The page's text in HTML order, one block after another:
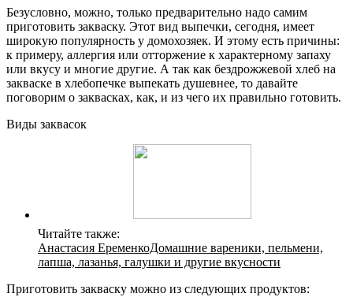
Безусловно, можно, только предварительно надо самим
приготовить закваску. Этот вид выпечки, сегодня, имеет
широкую популярность у домохозяек. И этому есть причины:
к примеру, аллергия или отторжение к характерному запаху
или вкусу и многие другие. А так как бездрожжевой хлеб на
закваске в хлебопечке выпекать душевнее, то давайте
поговорим о заквасках, как, и из чего их правильно готовить.
Виды заквасок
Читайте также:
Анастасия ЕременкоДомашние вареники, пельмени,
лапша, лазанья, галушки и другие вкусности
Приготовить закваску можно из следующих продуктов: